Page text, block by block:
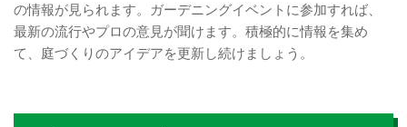
の情報が見られます。ガーデニングイベントに参加すれば、
最新の流行やプロの意見が聞けます。積極的に情報を集め
て、庭づくりのアイデアを更新し続けましょう。